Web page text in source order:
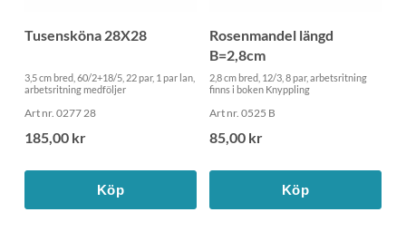
Tusensköna 28X28
3,5 cm bred, 60/2+18/5, 22 par, 1 par lan,
arbetsritning medföljer
Art nr. 0277 28
185,00 kr
Köp
Rosenmandel längd
B=2,8cm
2,8 cm bred, 12/3, 8 par, arbetsritning
finns i boken Knyppling
Art nr. 0525 B
85,00 kr
Köp